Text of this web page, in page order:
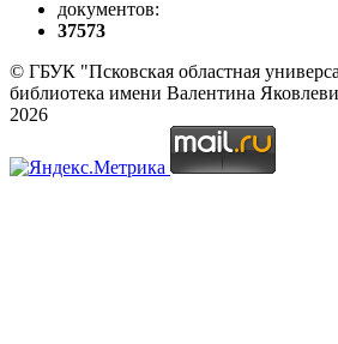
документов:
37573
© ГБУК "Псковская областная
библиотека имени Валентина
2026